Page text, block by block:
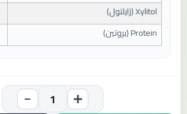
Xylitol ( زايلتول)
Protein ( بروتين)